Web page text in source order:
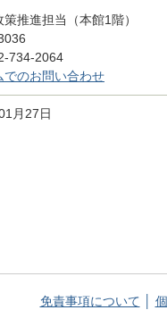
推進担当（本館1階）
734-2064
でのお問い合わせ
月27日
免責事項について